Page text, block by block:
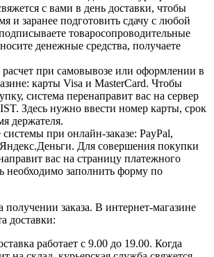
с вами в день доставки, чтобы
и заранее подготовить сдачу с любой
товаросопроводительные
денежные средства, получаете
при самовывозе или оформлении в
карты Visa и MasterCard. Чтобы
система перенаправит вас на сервер
Здесь нужно ввести номер карты, срок
держателя.
при онлайн-заказе: PayPal,
Для совершения покупки
вас на страницу платежного
необходимо заполнить форму по
получении заказа. В интернет-магазине
доставки:
работает с 9.00 до 19.00. Когда